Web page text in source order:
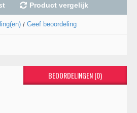
Product vergelijk
/ Geef beoordeling
BEOORDELINGEN (0)